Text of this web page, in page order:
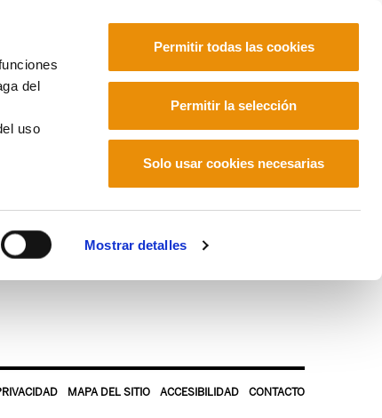
del
uso
Mostrar detalles
Permitir todas las cookies
Permitir la selección
Solo usar cookies necesarias
MAPA DEL SITIO ACCESIBILIDAD CONTACTO